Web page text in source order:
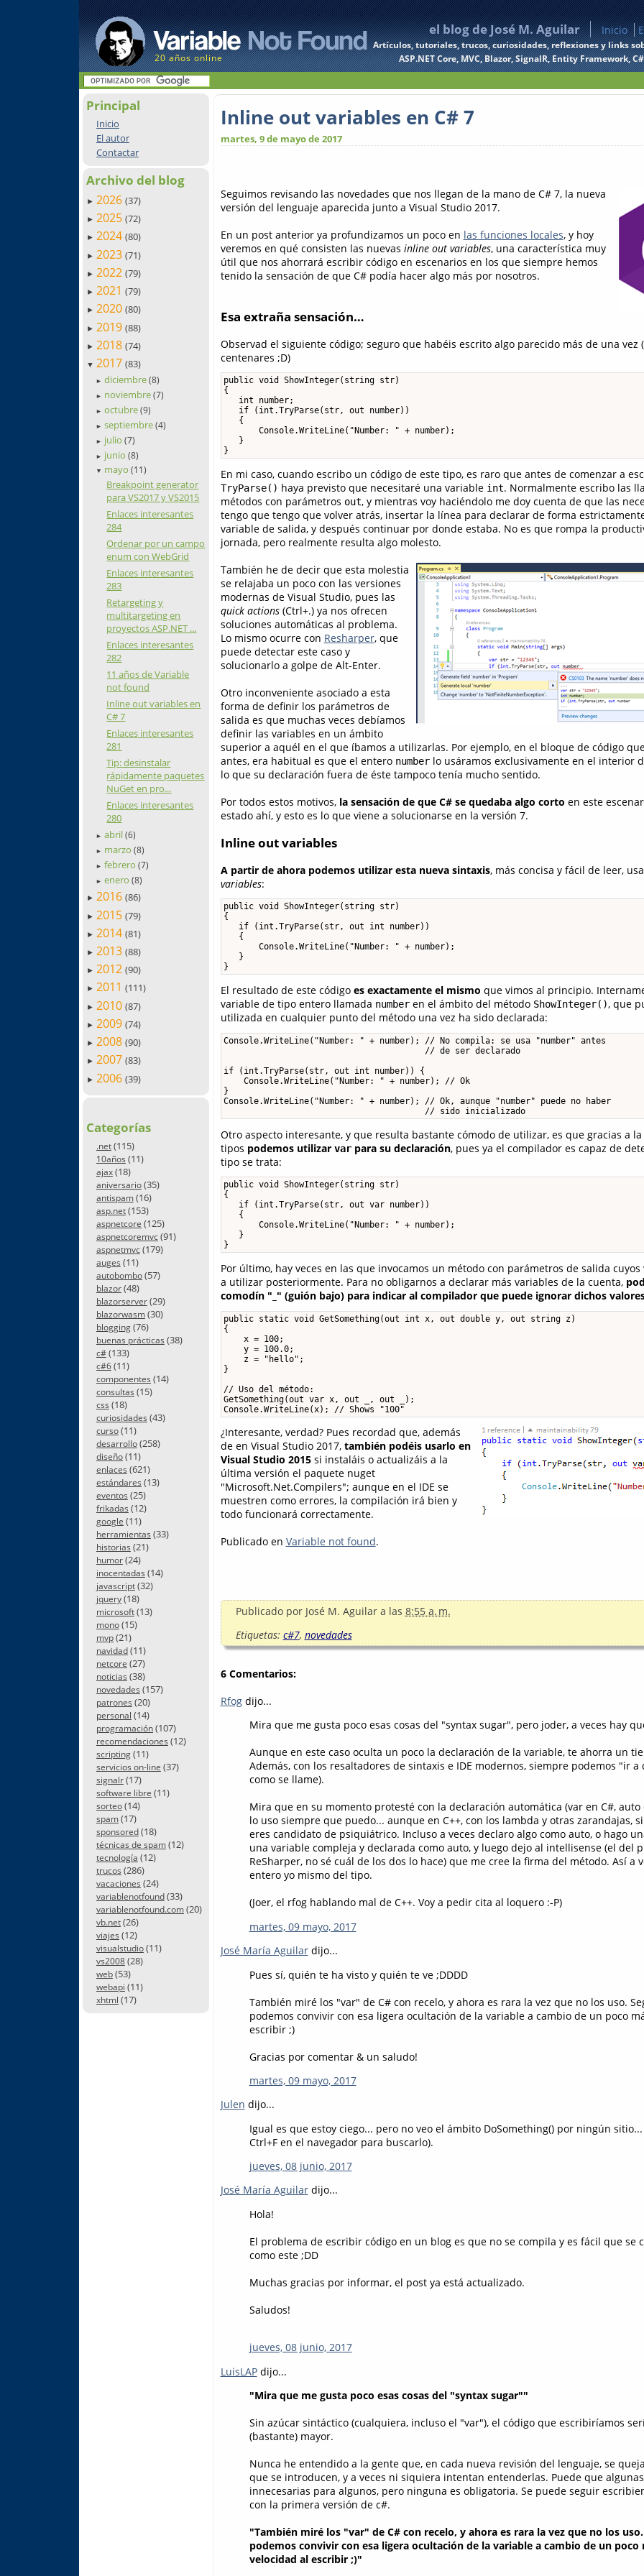
20 años online
el blog de José M. Aguilar Inicio
Artículos, tutoriales, trucos, curiosidades, reflexiones y links
ASP.NET Core, MVC, Blazor, SignalR, Entity Framework,
Principal
Inicio
El autor
Contactar
Archivo del blog
► 2026 (37)
► 2025 (72)
► 2024 (80)
► 2023 (71)
► 2022 (79)
► 2021 (79)
► 2020 (80)
► 2019 (88)
► 2018 (74)
▼ 2017 (83)
► diciembre(8)
► noviembre(7)
► octubre(9)
► septiembre(4)
► julio(7)
► junio(8)
▼ mayo(11)
Breakpoint generator
para VS2017 y VS2015
Enlaces interesantes
284
Ordenar por un campo
enum con WebGrid
Enlaces interesantes
283
Retargeting y
multitargeting en
proyectos ASP.NET ...
Enlaces interesantes
282
11 años de Variable
not found
Inline out variables en
C# 7
Enlaces interesantes
281
Tip: desinstalar
rápidamente paquetes
NuGet en pro...
Enlaces interesantes
280
► abril(6)
► marzo(8)
► febrero(7)
► enero(8)
► 2016 (86)
► 2015 (79)
► 2014 (81)
► 2013 (88)
► 2012 (90)
► 2011 (111)
► 2010 (87)
► 2009 (74)
► 2008 (90)
► 2007 (83)
► 2006 (39)
Categorías
.net(115)
10años (11)
ajax(18)
aniversario(35)
antispam(16)
asp.net(153)
aspnetcore (125)
aspnetcoremvc(91)
aspnetmvc(179)
auges (11)
autobombo(57)
blazor(48)
blazorserver(29)
blazorwasm(30)
blogging(76)
buenas prácticas (38)
c#(133)
c#6(11)
componentes (14)
consultas (15)
css (18)
curiosidades (43)
curso(11)
desarrollo(258)
diseño(11)
enlaces (621)
estándares (13)
eventos (25)
frikadas (12)
google (11)
herramientas (33)
historias (21)
humor(24)
inocentadas (14)
javascript(32)
jquery(18)
microsoft(13)
mono(15)
mvp(21)
navidad(11)
netcore (27)
noticias (38)
novedades (157)
patrones (20)
personal (14)
programación(107)
recomendaciones (12)
scripting(11)
servicios on-line (37)
signalr(17)
software libre (11)
sorteo(14)
spam(17)
sponsored(18)
técnicas de spam(12)
tecnología (12)
trucos (286)
vacaciones (24)
variablenotfound(33)
variablenotfound.com(20)
vb.net(26)
viajes (12)
visualstudio(11)
vs2008(28)
web(53)
webapi (11)
xhtml (17)
Inline out variables en C# 7
martes, 9 de mayo de 2017
Seguimos revisando las novedades que nos llegan de la mano de C# 7, la nueva
versión del lenguaje aparecida junto a Visual Studio 2017.
En un post anterior ya profundizamos un poco en las funciones locales, y hoy
veremos en qué consisten las nuevas inline out variables, una característica muy
útil que nos ahorrará escribir código en escenarios en los que siempre hemos
tenido la sensación de que C# podía hacer algo más por nosotros.
Esa extraña sensación…
Observad el siguiente código; seguro que habéis escrito algo parecido más de una vez
centenares ;D)
public void ShowInteger(string str)
{
   int number;
   if (int.TryParse(str, out number))
   {
       Console.WriteLine("Number: " + number);
   }
}
En mi caso, cuando escribo un código de este tipo, es raro que antes de comenzar a
TryParse() haya previsto que necesitaré una variable int. Normalmente escribo las
métodos con parámetros out, y mientras voy haciéndolo me doy cuenta de que las
tengo que tengo que volver atrás, insertar la línea para declarar de forma
variable de salida, y después continuar por donde estaba. No es que rompa la
jornada, pero realmente resulta algo molesto.
También he de decir que esta molestia
se relajaba un poco con las versiones
modernas de Visual Studio, pues las
quick actions(Ctrl+.) ya nos ofrecen
soluciones automáticas al problema.
Lo mismo ocurre con Resharper, que
puede detectar este caso y
solucionarlo a golpe de Alt-Enter.
Otro inconveniente asociado a esta
forma de definir los parámetros de
salida es que muchas veces debíamos
definir las variables en un ámbito
superior a aquél en el que íbamos a utilizarlas. Por ejemplo, en el bloque de código
antes, era habitual es que el entero numberlo usáramos exclusivamente en el interior
lo que su declaración fuera de éste tampoco tenía mucho sentido.
Por todos estos motivos, la sensación de que C# se quedaba algo corto en este
estado ahí, y esto es lo que viene a solucionarse en la versión 7.
Inline out variables
A partir de ahora podemos utilizar esta nueva sintaxis, más concisa y fácil de leer,
variables:
public void ShowInteger(string str)
{
   if (int.TryParse(str, out int number))
   {
       Console.WriteLine("Number: " + number);
   }
}
El resultado de este código es exactamente el mismo que vimos al principio.
variable de tipo entero llamada numberen el ámbito del método ShowInteger(), que
utilizada en cualquier punto del método una vez ha sido declarada:
Console.WriteLine("Number: " + number); // No compila: se usa "number" antes
// de ser declarado
if (int.TryParse(str, out int number)) {
    Console.WriteLine("Number: " + number); // Ok
}
Console.WriteLine("Number: " + number); // Ok, aunque "number" puede no haber
// sido inicializado
Otro aspecto interesante, y que resulta bastante cómodo de utilizar, es que gracias a
tipos podemos utilizar varpara su declaración, pues ya el compilador es capaz de
tipo se trata:
public void ShowInteger(string str)
{
   if (int.TryParse(str, out var number))
   {
       Console.WriteLine("Number: " + number);
   }
}
Por último, hay veces en las que invocamos un método con parámetros de salida cuyos
a utilizar posteriormente. Para no obligarnos a declarar más variables de la cuenta,
comodín "_" (guión bajo) para indicar al compilador que puede ignorar dichos
public static void GetSomething(out int x, out double y, out string z)
{
    x = 100;
    y = 100.0;
    z = "hello";
}
// Uso del método:
GetSomething(out var x, out _, out _);
Console.WriteLine(x); // Shows "100"
¿Interesante, verdad? Pues recordad que, además
de en Visual Studio 2017, también podéis usarlo en
Visual Studio 2015si instaláis o actualizáis a la
última versión el paquete nuget
"Microsoft.Net.Compilers"; aunque en el IDE se
muestren como errores, la compilación irá bien y
todo funcionará correctamente.
Publicado en Variable not found.
Publicado por José M. Aguilar a las 8:55 a. m.
Etiquetas: c#7, novedades
6 Comentarios:
Rfogdijo...
Mira que me gusta poco esas cosas del "syntax sugar", pero joder, a veces hay
Aunque en este caso oculta un poco la declaración de la variable, te ahorra un
Además, con los resaltadores de sintaxis e IDE modernos, siempre podemos "ir a
como se llame).
Mira que en su momento protesté con la declaración automática (var en C#, auto
lo uso siempre que puedo... aunque en C++, con los lambda y otras zarandajas,
eres candidato de psiquiátrico. Incluso a veces declaro algo como auto, o hago
una variable compleja y declarada como auto, y luego dejo al intellisense (el del
ReSharper, no sé cuál de los dos lo hace) que me cree la firma del método. Así a
entero yo mismo del tipo.
(Joer, el rfog hablando mal de C++. Voy a pedir cita al loquero :-P)
martes, 09 mayo, 2017
José María Aguilardijo...
Pues sí, quién te ha visto y quién te ve ;DDDD
También miré los "var" de C# con recelo, y ahora es rara la vez que no los uso.
podemos convivir con esa ligera ocultación de la variable a cambio de un poco
escribir ;)
Gracias por comentar & un saludo!
martes, 09 mayo, 2017
Julen dijo...
Igual es que estoy ciego... pero no veo el ámbito DoSomething() por ningún sitio...
Ctrl+F en el navegador para buscarlo).
jueves, 08 junio, 2017
José María Aguilardijo...
Hola!
El problema de escribir código en un blog es que no se compila y es fácil que se
como este ;DD
Muchas gracias por informar, el post ya está actualizado.
Saludos!
jueves, 08 junio, 2017
LuisLAPdijo...
"Mira que me gusta poco esas cosas del "syntax sugar""
Sin azúcar sintáctico (cualquiera, incluso el "var"), el código que escribiríamos
(bastante) mayor.
Nunca he entendido a la gente que, en cada nueva revisión del lenguaje, se
que se introducen, y a veces ni siquiera intentan entenderlas. Puede que
innecesarias para algunos, pero ninguna es obligatoria. Se puede seguir
con la primera versión de c#.
"También miré los "var" de C# con recelo, y ahora es rara la vez que no los
podemos convivir con esa ligera ocultación de la variable a cambio de un poco
velocidad al escribir ;)"